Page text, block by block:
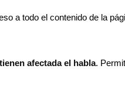
a todo el contenido de la
afectada el habla.